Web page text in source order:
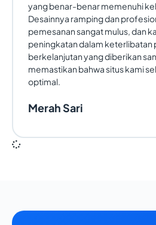
yang benar-benar memenuhi
Desainnya ramping dan
pemesanan sangat mulus, dan
peningkatan dalam keterlibatan
berkelanjutan yang diberikan
memastikan bahwa situs kami
optimal.
Merah Sari